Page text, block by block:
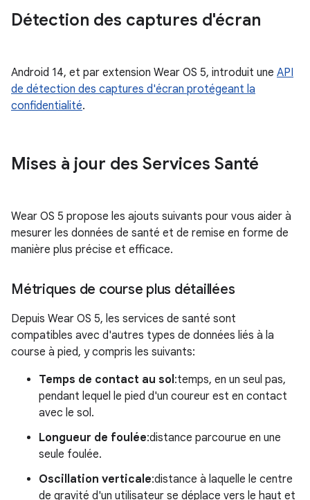
Détection des captures d'écran
Android 14, et par extension Wear OS 5, introduit une API
de détection des captures d'écran protégeant la
confidentialité.
Mises à jour des Services Santé
Wear OS 5 propose les ajouts suivants pour vous aider à
mesurer les données de santé et de remise en forme de
manière plus précise et efficace.
Métriques de course plus détaillées
Depuis Wear OS 5, les services de santé sont
compatibles avec d'autres types de données liés à la
course à pied, y compris les suivants:
Temps de contact au sol:temps, en un seul pas,
pendant lequel le pied d'un coureur est en contact
avec le sol.
Longueur de foulée:distance parcourue en une
seule foulée.
Oscillation verticale:distance à laquelle le centre
de gravité d'un utilisateur se déplace vers le haut et